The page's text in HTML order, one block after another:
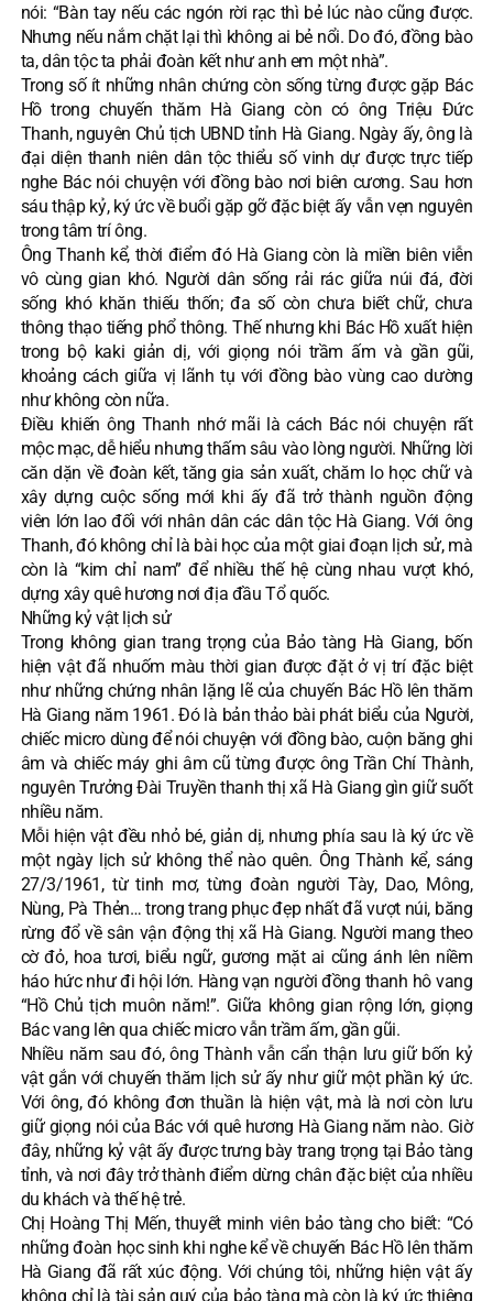
nói: “Bàn tay nếu các ngón rời rạc thì bẻ lúc nào cũng được.
Nhưng nếu nắm chặt lại thì không ai bẻ nổi. Do đó, đồng bào
ta, dân tộc ta phải đoàn kết như anh em một nhà”.
Trong số ít những nhân chứng còn sống từng được gặp Bác
Hồ trong chuyến thăm Hà Giang còn có ông Triệu Đức
Thanh, nguyên Chủ tịch UBND tỉnh Hà Giang. Ngày ấy, ông là
đại diện thanh niên dân tộc thiểu số vinh dự được trực tiếp
nghe Bác nói chuyện với đồng bào nơi biên cương. Sau hơn
sáu thập kỷ, ký ức về buổi gặp gỡ đặc biệt ấy vẫn vẹn nguyên
trong tâm trí ông.
Ông Thanh kể, thời điểm đó Hà Giang còn là miền biên viễn
vô cùng gian khó. Người dân sống rải rác giữa núi đá, đời
sống khó khăn thiếu thốn; đa số còn chưa biết chữ, chưa
thông thạo tiếng phổ thông. Thế nhưng khi Bác Hồ xuất hiện
trong bộ kaki giản dị, với giọng nói trầm ấm và gần gũi,
khoảng cách giữa vị lãnh tụ với đồng bào vùng cao dường
như không còn nữa.
Điều khiến ông Thanh nhớ mãi là cách Bác nói chuyện rất
mộc mạc, dễ hiểu nhưng thấm sâu vào lòng người. Những lời
căn dặn về đoàn kết, tăng gia sản xuất, chăm lo học chữ và
xây dựng cuộc sống mới khi ấy đã trở thành nguồn động
viên lớn lao đối với nhân dân các dân tộc Hà Giang. Với ông
Thanh, đó không chỉ là bài học của một giai đoạn lịch sử, mà
còn là “kim chỉ nam” để nhiều thế hệ cùng nhau vượt khó,
dựng xây quê hương nơi địa đầu Tổ quốc.
Những kỷ vật lịch sử
Trong không gian trang trọng của Bảo tàng Hà Giang, bốn
hiện vật đã nhuốm màu thời gian được đặt ở vị trí đặc biệt
như những chứng nhân lặng lẽ của chuyến Bác Hồ lên thăm
Hà Giang năm 1961. Đó là bản thảo bài phát biểu của Người,
chiếc micro dùng để nói chuyện với đồng bào, cuộn băng ghi
âm và chiếc máy ghi âm cũ từng được ông Trần Chí Thành,
nguyên Trưởng Đài Truyền thanh thị xã Hà Giang gìn giữ suốt
nhiều năm.
Mỗi hiện vật đều nhỏ bé, giản dị, nhưng phía sau là ký ức về
một ngày lịch sử không thể nào quên. Ông Thành kể, sáng
27/3/1961, từ tinh mơ, từng đoàn người Tày, Dao, Mông,
Nùng, Pà Thẻn… trong trang phục đẹp nhất đã vượt núi, băng
rừng đổ về sân vận động thị xã Hà Giang. Người mang theo
cờ đỏ, hoa tươi, biểu ngữ, gương mặt ai cũng ánh lên niềm
háo hức như đi hội lớn. Hàng vạn người đồng thanh hô vang
“Hồ Chủ tịch muôn năm!”. Giữa không gian rộng lớn, giọng
Bác vang lên qua chiếc micro vẫn trầm ấm, gần gũi.
Nhiều năm sau đó, ông Thành vẫn cẩn thận lưu giữ bốn kỷ
vật gắn với chuyến thăm lịch sử ấy như giữ một phần ký ức.
Với ông, đó không đơn thuần là hiện vật, mà là nơi còn lưu
giữ giọng nói của Bác với quê hương Hà Giang năm nào. Giờ
đây, những kỷ vật ấy được trưng bày trang trọng tại Bảo tàng
tỉnh, và nơi đây trở thành điểm dừng chân đặc biệt của nhiều
du khách và thế hệ trẻ.
Chị Hoàng Thị Mến, thuyết minh viên bảo tàng cho biết: “Có
những đoàn học sinh khi nghe kể về chuyến Bác Hồ lên thăm
Hà Giang đã rất xúc động. Với chúng tôi, những hiện vật ấy
không chỉ là tài sản quý của bảo tàng mà còn là ký ức thiêng